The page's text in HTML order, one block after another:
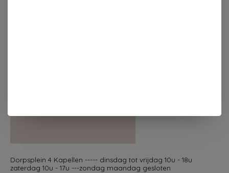
Dorpsplein 4 Kapellen ----- dinsdag tot vrijdag 10u - 18u
zaterdag 10u - 17u ---zondag maandag gesloten